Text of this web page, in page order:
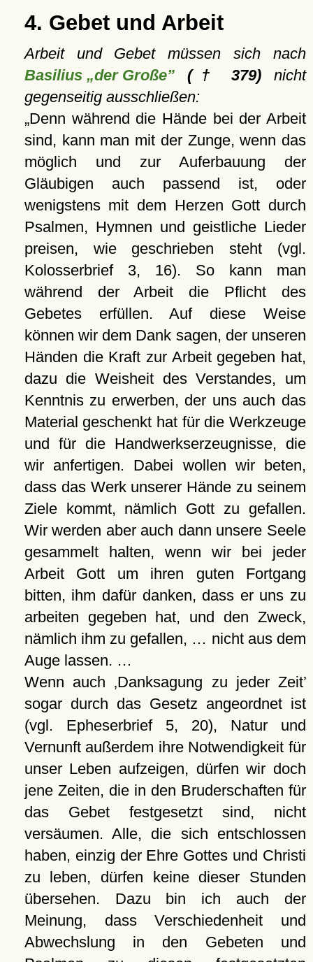
4. Gebet und Arbeit
Arbeit und Gebet müssen sich nach
Basilius „der Große”(† 379)nicht
gegenseitig ausschließen:
Denn während die Hände bei der Arbeit
sind, kann man mit der Zunge, wenn das
möglich und zur Auferbauung der
Gläubigen auch passend ist, oder
wenigstens mit dem Herzen Gott durch
Psalmen, Hymnen und geistliche Lieder
preisen, wie geschrieben steht (vgl.
Kolosserbrief 3, 16). So kann man
während der Arbeit die Pflicht des
Gebetes erfüllen. Auf diese Weise
können wir dem Dank sagen, der unseren
Händen die Kraft zur Arbeit gegeben hat,
dazu die Weisheit des Verstandes, um
Kenntnis zu erwerben, der uns auch das
Material geschenkt hat für die Werkzeuge
und für die Handwerkserzeugnisse, die
wir anfertigen. Dabei wollen wir beten,
dass das Werk unserer Hände zu seinem
Ziele kommt, nämlich Gott zu gefallen.
Wir werden aber auch dann unsere Seele
gesammelt halten, wenn wir bei jeder
Arbeit Gott um ihren guten Fortgang
bitten, ihm dafür danken, dass er uns zu
arbeiten gegeben hat, und den Zweck,
nämlich ihm zu gefallen, … nicht aus dem
Auge lassen. …
Wenn auch
Danksagung zu jeder Zeit
sogar durch das Gesetz angeordnet ist
(vgl. Epheserbrief 5, 20), Natur und
Vernunft außerdem ihre Notwendigkeit für
unser Leben aufzeigen, dürfen wir doch
jene Zeiten, die in den Bruderschaften für
das Gebet festgesetzt sind, nicht
versäumen. Alle, die sich entschlossen
haben, einzig der Ehre Gottes und Christi
zu leben, dürfen keine dieser Stunden
übersehen. Dazu bin ich auch der
Meinung, dass Verschiedenheit und
Abwechslung in den Gebeten und